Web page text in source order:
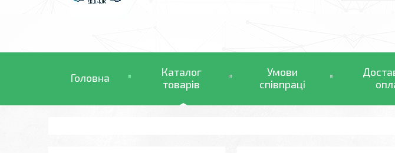
Головна
Каталог
товарів
Умови
співпраці